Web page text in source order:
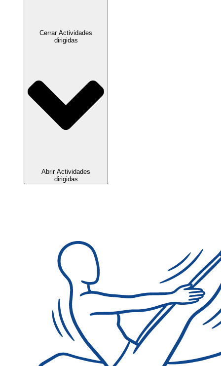
Cerrar Actividades
dirigidas
Abrir Actividades
dirigidas